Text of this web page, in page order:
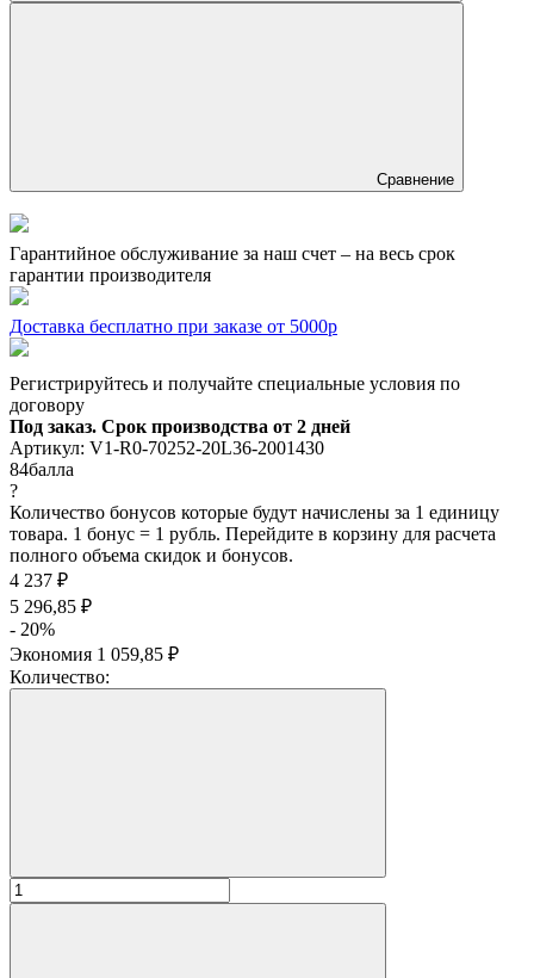
Сравнение
Гарантийное обслуживание за наш счет – на весь срок
гарантии производителя
Доставка бесплатно при заказе от 5000р
Регистрируйтесь и получайте специальные условия по
договору
Под заказ. Срок производства от 2 дней
Артикул: V1-R0-70252-20L36-2001430
84балла
?
Количество бонусов которые будут начислены за 1 единицу
товара. 1 бонус = 1 рубль. Перейдите в корзину для расчета
полного объема скидок и бонусов.
4 237 ₽
5 296,85 ₽
- 20%
Экономия 1 059,85 ₽
Количество: